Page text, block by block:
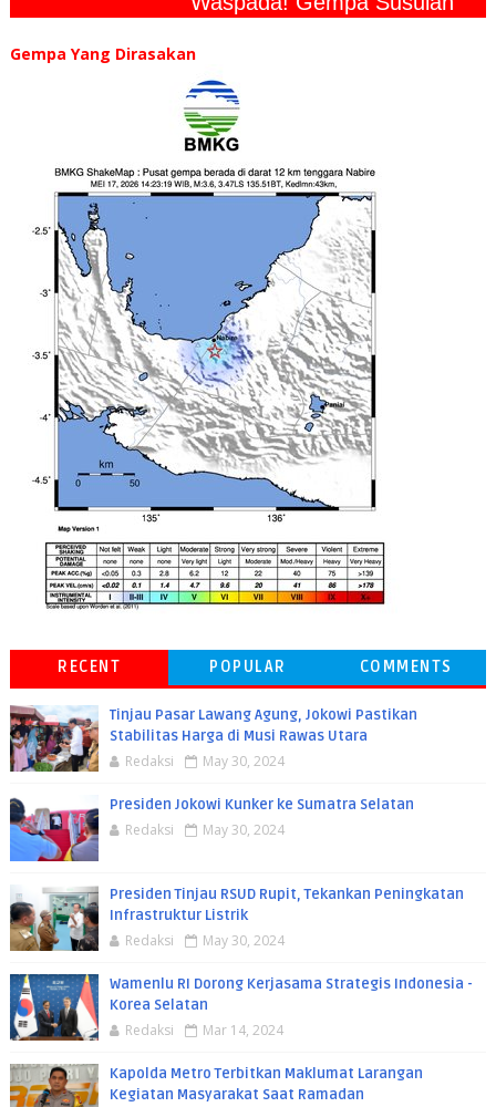
Gempa Yang Dirasakan
RECENT POPULAR COMMENTS
Tinjau Pasar Lawang Agung, Jokowi Pastikan
Stabilitas Harga di Musi Rawas Utara
Redaksi May 30, 2024
Presiden Jokowi Kunker ke Sumatra Selatan
Redaksi May 30, 2024
Presiden Tinjau RSUD Rupit, Tekankan Peningkatan
Infrastruktur Listrik
Redaksi May 30, 2024
Wamenlu RI Dorong Kerjasama Strategis Indonesia -
Korea Selatan
Redaksi Mar 14, 2024
Kapolda Metro Terbitkan Maklumat Larangan
Kegiatan Masyarakat Saat Ramadan